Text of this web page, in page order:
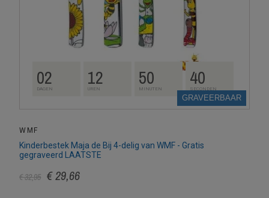
GRAVEERBAAR
02
DAGEN 12
UREN 50
MINUTEN 39
SECONDEN
WMF
Kinderbestek Maja de Bij 4-delig van WMF - Gratis
gegraveerd LAATSTE
€ 32,95 € 29,66